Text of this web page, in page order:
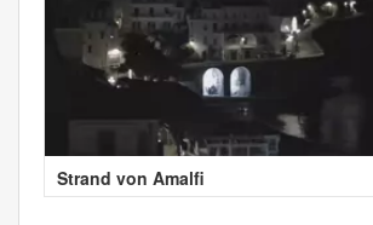
Strand von Amalfi